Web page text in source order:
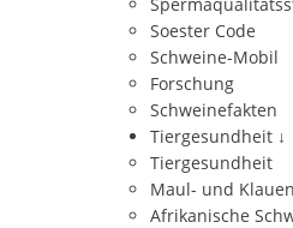
Soester Code
Schweine-Mobil
Forschung
Schweinefakten
Tiergesundheit ↓
Tiergesundheit
Maul- und
Afrikanische